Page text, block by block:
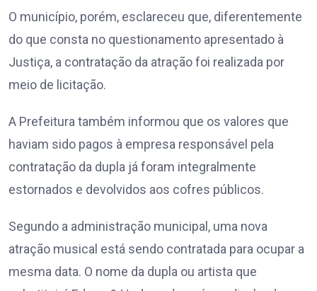
O município, porém, esclareceu que, diferentemente
do que consta no questionamento apresentado à
Justiça, a contratação da atração foi realizada por
meio de licitação.
A Prefeitura também informou que os valores que
haviam sido pagos à empresa responsável pela
contratação da dupla já foram integralmente
estornados e devolvidos aos cofres públicos.
Segundo a administração municipal, uma nova
atração musical está sendo contratada para ocupar a
mesma data. O nome da dupla ou artista que